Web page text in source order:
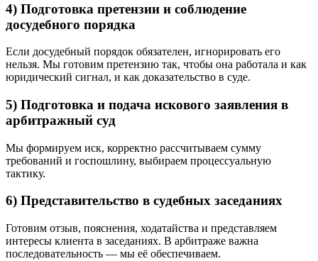
4) Подготовка претензии и соблюдение
досудебного порядка
Если досудебный порядок обязателен, игнорировать его
нельзя. Мы готовим претензию так, чтобы она работала и как
юридический сигнал, и как доказательство в суде.
5) Подготовка и подача искового заявления в
арбитражный суд
Мы формируем иск, корректно рассчитываем сумму
требований и госпошлину, выбираем процессуальную
тактику.
6) Представительство в судебных заседаниях
Готовим отзыв, пояснения, ходатайства и представляем
интересы клиента в заседаниях. В арбитраже важна
последовательность — мы её обеспечиваем.